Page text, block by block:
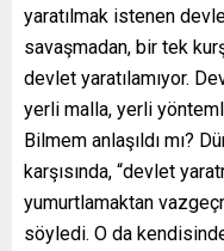
yaratılmak istenen
savaşmadan, bir tek
devlet yaratılamıyor.
yerli malla, yerli
Bilmem anlaşıldı mı?
karşısında, “devlet
yumurtlamaktan
söyledi. O da